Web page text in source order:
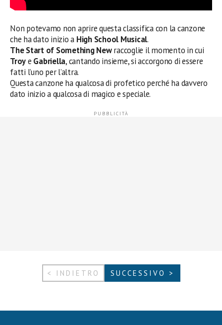
Non potevamo non aprire questa classifica con la canzone
che ha dato inizio a High School Musical.
The Start of Something Newraccoglie il momento in cui
Troye Gabriella, cantando insieme, si accorgono di essere
fatti l’uno per l’altra.
Questa canzone ha qualcosa di profetico perché ha davvero
dato inizio a qualcosa di magico e speciale.
< INDIETRO SUCCESSIVO >